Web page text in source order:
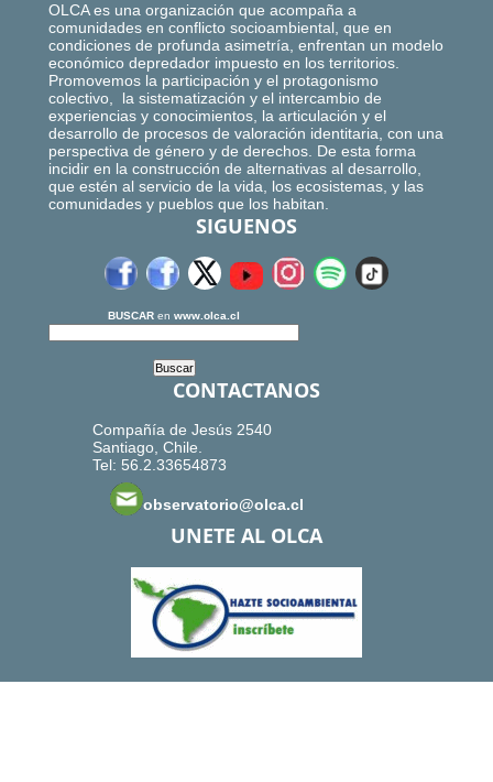
OLCA es una organización que acompaña a
comunidades en conflicto socioambiental, que en
condiciones de profunda asimetría, enfrentan un modelo
económico depredador impuesto en los territorios.
Promovemos la participación y el protagonismo
colectivo, la sistematización y el intercambio de
experiencias y conocimientos, la articulación y el
desarrollo de procesos de valoración identitaria, con una
perspectiva de género y de derechos. De esta forma
incidir en la construcción de alternativas al desarrollo,
que estén al servicio de la vida, los ecosistemas, y las
comunidades y pueblos que los habitan.
SIGUENOS
BUSCAR en www.olca.cl
CONTACTANOS
Compañía de Jesús 2540
Santiago, Chile.
Tel: 56.2.33654873
observatorio@olca.cl
UNETE AL OLCA